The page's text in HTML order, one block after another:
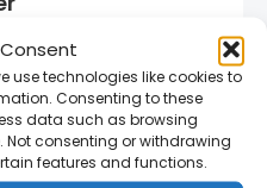
use technologies like cookies to
Consenting to these
data such as browsing
Not consenting or withdrawing
features and functions.
for M3 MIG
Konisk dyse for M3
dysetype for
- 12mm Copper